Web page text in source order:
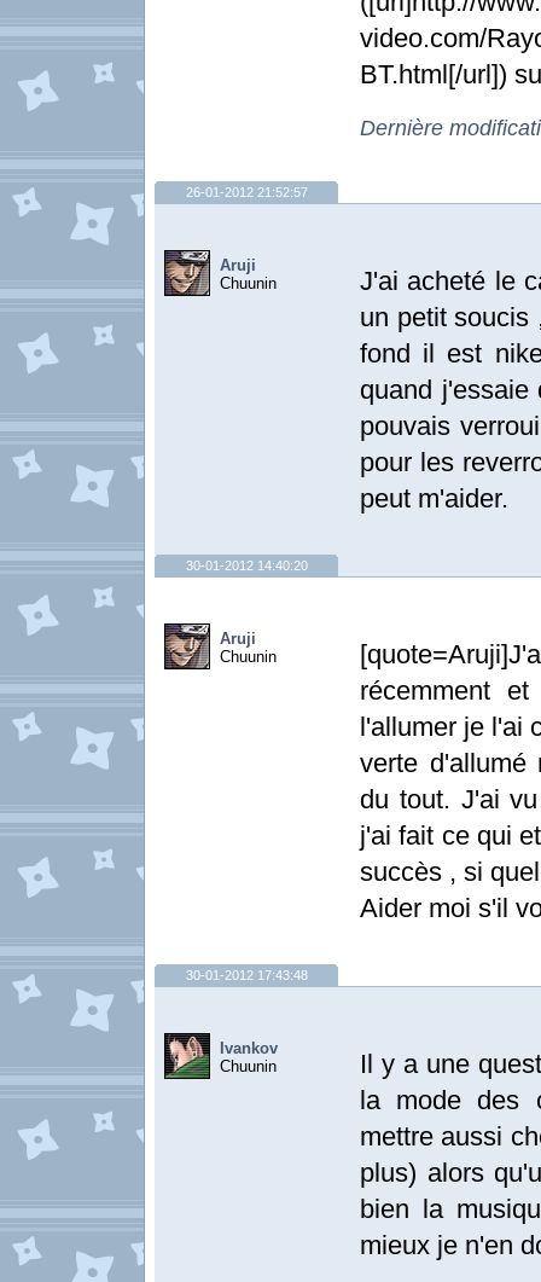
video.com/
BT.html[/url])
Dernière
26-01-2012 21:52:57
Aruji
Chuunin
J'ai acheté le
un petit soucis
fond il est
quand
pouvais
pour les
peut m'aider.
30-01-2012 14:40:20
Aruji
Chuunin
récemment
l'allumer je l'ai
verte d'allumé
du tout. J'ai
j'ai fait ce qui
succès , si
Aider moi s'il
30-01-2012 17:43:48
Ivankov
Chuunin
Il y a une
la mode des
mettre aussi
plus) alors
bien la
mieux je n'en